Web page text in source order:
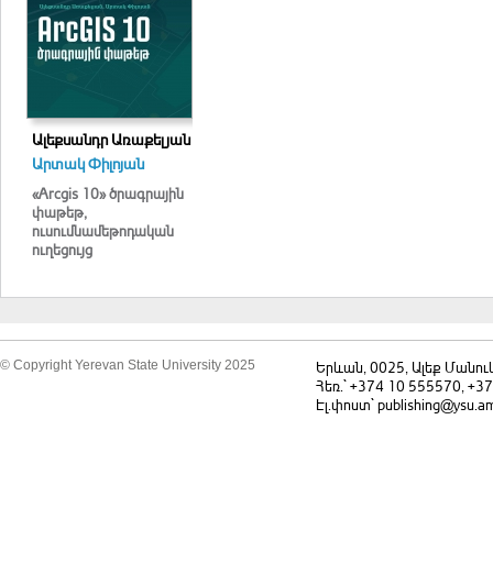
Ալեքսանդր Առաքելյան
Արտակ Փիլոյան
«Arcgis 10» ծրագրային
փաթեթ,
ուսումնամեթոդական
ուղեցույց
© Copyright Yerevan State University 2025
Երևան, 0025, Ալեք
Հեռ.` +374 10 555570,
Էլ.փոստ`